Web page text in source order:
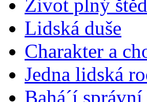
Život plný
Lidská duše
Charakter a
Jedna lidská
Bahá´í správní